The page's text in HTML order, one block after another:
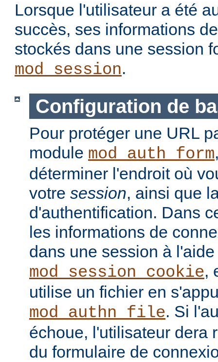
Lorsque l'utilisateur a été
succès, ses informations
stockés dans une session
mod_session.
Configuration de
Pour protéger une URL
module mod_auth_form
déterminer l'endroit où
votre session, ainsi que
d'authentification. Dans
les informations de
dans une session à
mod_session_cookie,
utilise un fichier en
mod_authn_file. Si
échoue, l'utilisateur dera
du formulaire de